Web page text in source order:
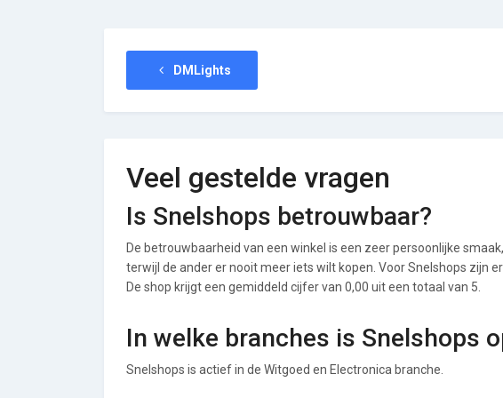
DMLights
Veel gestelde vragen
Is Snelshops betrouwbaar?
De betrouwbaarheid van een winkel is een zeer persoonlijke
terwijl de ander er nooit meer iets wilt kopen. Voor Snelshops zijn
De shop krijgt een gemiddeld cijfer van 0,00 uit een totaal van 5.
In welke branches is Snelshops
Snelshops is actief in de Witgoed en Electronica branche.